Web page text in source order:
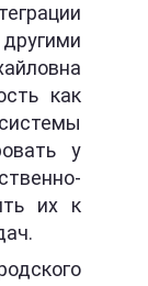
как
у
их к